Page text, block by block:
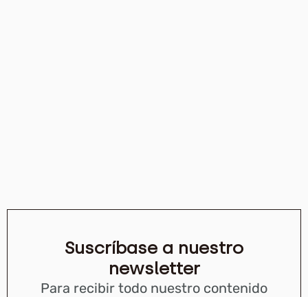
Suscríbase a nuestro
newsletter
Para recibir todo nuestro contenido